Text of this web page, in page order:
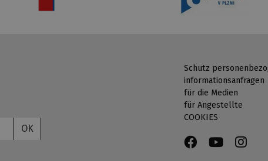
OK
Schutz
informationsanfragen
für die Medien
für Angestellte
COOKIES